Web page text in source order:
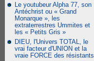
Le youtubeur Alpha 77, son
Antéchrist ou « Grand
Monarque », les
extraterrestres Ummites et
les « Petits Gris »
DIEU, l'Univers TOTAL, le
vrai facteur d'UNION et la
vraie FORCE des résistants